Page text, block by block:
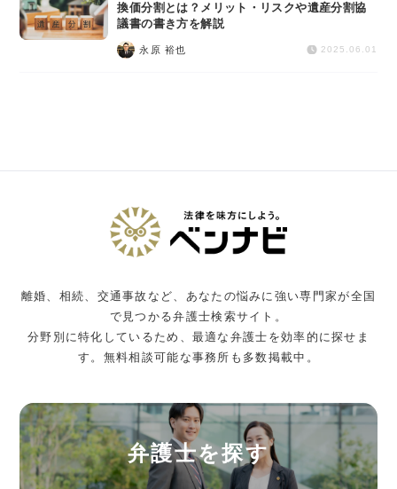
労働問題
換価分割とは？メリット・リスクや遺産分割協
議書の書き方を解説
永原 裕也 2025.06.01
離婚、相続、交通事故など、あなたの悩みに強い専門家が全国
で見つかる弁護士検索サイト。
分野別に特化しているため、最適な弁護士を効率的に探せま
す。無料相談可能な事務所も多数掲載中。
弁護士を探す